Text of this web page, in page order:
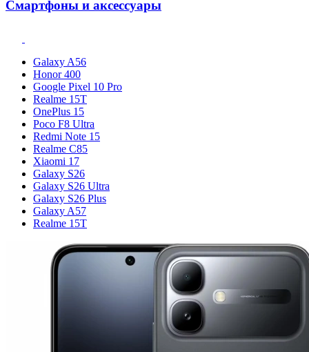
Смартфоны и аксессуары
Galaxy A56
Honor 400
Google Pixel 10 Pro
Realme 15T
OnePlus 15
Poco F8 Ultra
Redmi Note 15
Realme C85
Xiaomi 17
Galaxy S26
Galaxy S26 Ultra
Galaxy S26 Plus
Galaxy A57
Realme 15T